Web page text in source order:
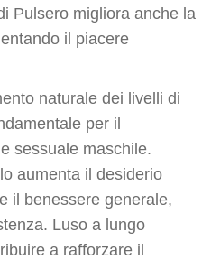
Pulsero migliora anche la
il piacere
naturale dei livelli di
per il
sessuale maschile.
aumenta il desiderio
il benessere generale,
Luso a lungo
a rafforzare il